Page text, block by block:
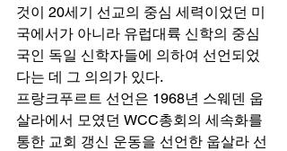
것이 20세기 선교의 중심 세력이었던 미
국에서가 아니라 유럽대륙 신학의 중심
국인 독일 신학자들에 의하여 선언되었
다는 데 그 의의가 있다.
프랑크푸르트 선언은 1968년 스웨덴 웁
살라에서 모였던 WCC총회의 세속화를
통한 교회 갱신 운동을 선언한 웁살라 선